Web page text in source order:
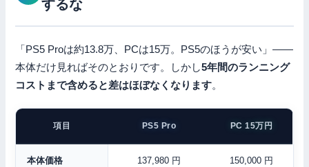
するな
「PS5 Proは約13.8万、PCは15万。PS5のほうが安い」——
本体だけ見ればそのとおりです。しかし5年間のランニング
コストまで含めると差はほぼなくなります。
項目 PS5 Pro PC 15万円
本体価格 137,980 円 150,000 円